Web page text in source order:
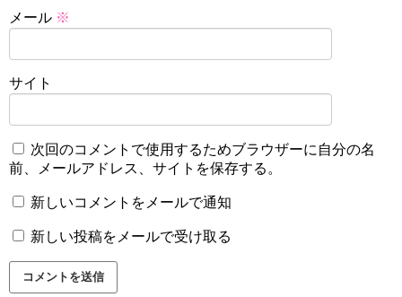
メール ※
サイト
次回のコメントで使用するためブラウザーに自分の名
前、メールアドレス、サイトを保存する。
新しいコメントをメールで通知
新しい投稿をメールで受け取る